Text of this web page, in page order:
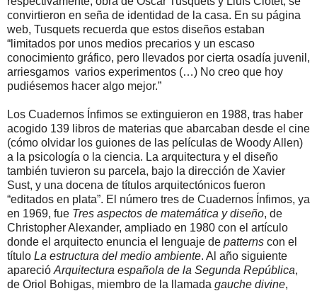
convirtieron en seña de identidad de la casa. En su página
web, Tusquets recuerda que estos diseños estaban
“limitados por unos medios precarios y un escaso
conocimiento gráfico, pero llevados por cierta osadía juvenil,
arriesgamos varios experimentos (…) No creo que hoy
pudiésemos hacer algo mejor.”
Los Cuadernos Ínfimos se extinguieron en 1988, tras haber
acogido 139 libros de materias que abarcaban desde el cine
(cómo olvidar los guiones de las películas de Woody Allen)
a la psicología o la ciencia. La arquitectura y el diseño
también tuvieron su parcela, bajo la dirección de Xavier
Sust, y una docena de títulos arquitectónicos fueron
“editados en plata”. El número tres de Cuadernos Ínfimos, ya
en 1969, fue Tres aspectos de matemática y diseño, de
Christopher Alexander, ampliado en 1980 con el artículo
donde el arquitecto enuncia el lenguaje de patterns con el
título La estructura del medio ambiente. Al año siguiente
apareció Arquitectura española de la Segunda República,
de Oriol Bohigas, miembro de la llamada gauche divine,